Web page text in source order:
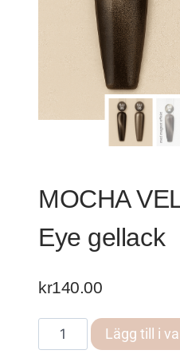
MOCHA
Eye gellack
kr140.00
MOCHA
VELVET
Lägg till i